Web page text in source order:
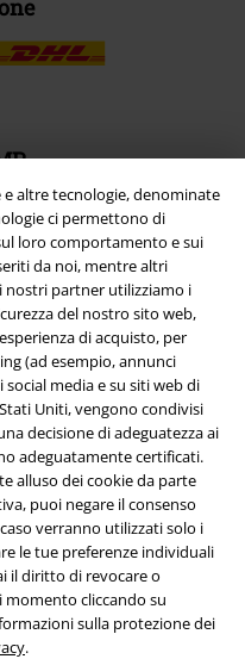
altre tecnologie, denominate
ci permettono di
loro comportamento e sui
da noi, mentre altri
nostri partner utilizziamo i
del nostro sito web,
di acquisto, per
(ad esempio, annunci
media e su siti web di
Uniti, vengono condivisi
decisione di adeguatezza ai
adeguatamente certificati.
alluso dei cookie da parte
puoi negare il consenso
verranno utilizzati solo i
le tue preferenze individuali
il diritto di revocare o
momento cliccando su
sulla protezione dei
.
di EMP!
Company